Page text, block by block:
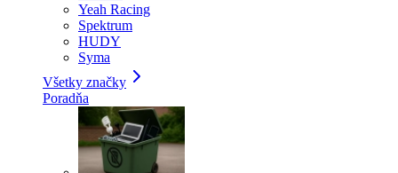
Yeah Racing
Spektrum
HUDY
Syma
Všetky značky
Poradňa